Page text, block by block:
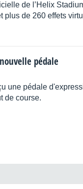
de l’Helix
plus de 260 effets
pédale
une pédale
de course.